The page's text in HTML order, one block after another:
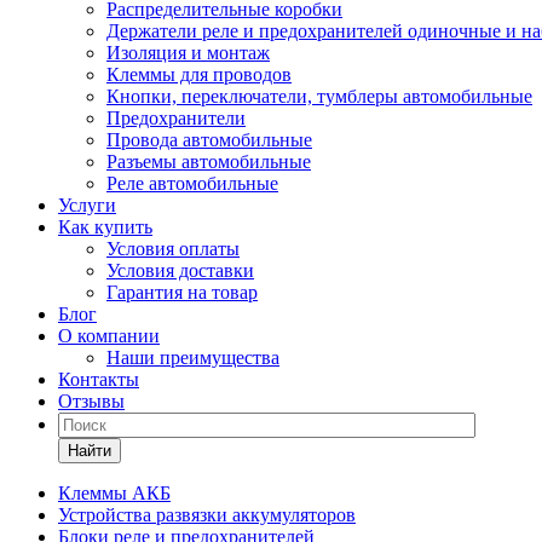
Распределительные коробки
Держатели реле и предохранителей одиночные и
Изоляция и монтаж
Клеммы для проводов
Кнопки, переключатели, тумблеры автомобильные
Предохранители
Провода автомобильные
Разъемы автомобильные
Реле автомобильные
Услуги
Как купить
Условия оплаты
Условия доставки
Гарантия на товар
Блог
О компании
Наши преимущества
Контакты
Отзывы
Найти
Клеммы АКБ
Устройства развязки аккумуляторов
Блоки реле и предохранителей